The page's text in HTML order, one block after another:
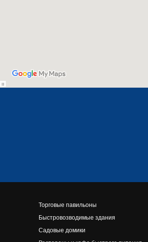
Торговые павильоны
Быстровозводимые здания
Садовые домики